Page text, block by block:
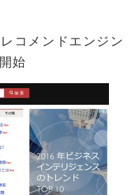
コメンドエンジン
始